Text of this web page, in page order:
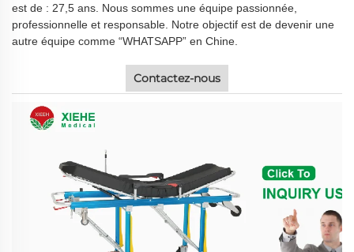
est de : 27,5 ans. Nous sommes une équipe passionnée,
professionnelle et responsable. Notre objectif est de devenir une
autre équipe comme “WHATSAPP” en Chine.
Contactez-nous